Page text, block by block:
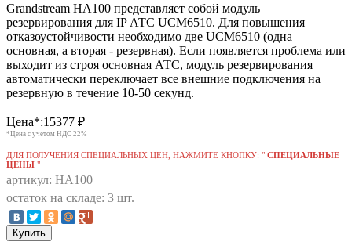
Grandstream HA100 представляет собой модуль
резервирования для IP АТС UCM6510. Для повышения
отказоустойчивости необходимо две UCM6510 (одна
основная, а вторая - резервная). Если появляется проблема или
выходит из строя основная АТС, модуль резервирования
автоматически переключает все внешние подключения на
резервную в течение 10-50 секунд.
Цена*:15377 ₽
*Цена с учетом НДС 22%
ДЛЯ ПОЛУЧЕНИЯ СПЕЦИАЛЬНЫХ ЦЕН, НАЖМИТЕ КНОПКУ: " СПЕЦИАЛЬНЫЕ
ЦЕНЫ "
артикул: HA100
остаток на складе: 3 шт.
Купить